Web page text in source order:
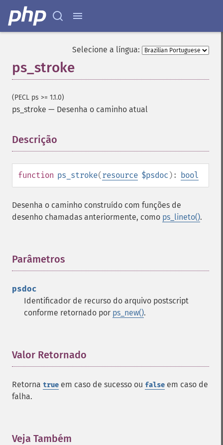
Selecione a língua:
ps_stroke
(PECL ps >= 1.1.0)
ps_stroke — Desenha o caminho atual
Descrição
function ps_stroke(resource $psdoc ): bool
Desenha o caminho construído com funções de
desenho chamadas anteriormente, como ps_lineto().
Parâmetros
psdoc
Identificador de recurso do arquivo postscript
conforme retornado por ps_new().
Valor Retornado
Retorna true em caso de sucesso ou false em caso de
falha.
Veja Também